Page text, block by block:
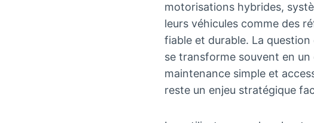
motorisations hybrides,
leurs véhicules comme des
fiable et durable. La
se transforme souvent en
maintenance simple et
reste un enjeu stratégique